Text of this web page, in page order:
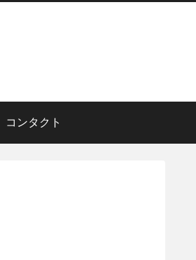
コンタクト